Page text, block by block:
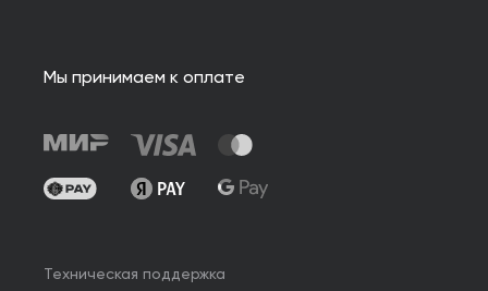
Мы принимаем к оплате
Техническая поддержка